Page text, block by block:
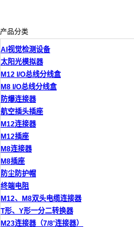
产品分类
AI视觉检测设备
太阳光模拟器
M12 I/O总线分线盒
M8 I/O总线分线盒
防爆连接器
航空插头插座
M12连接器
M12插座
M8连接器
M8插座
防尘防护帽
终端电阻
M12、M8双头电缆连接器
T形、Y形一分二转换器
M23连接器（7/8'连接器）